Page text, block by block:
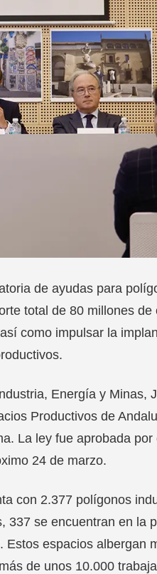
de ayudas para
total de 80 millones de
como impulsar la
Energía y Minas,
Productivos de
La ley fue aprobada por
24 de marzo.
con 2.377 polígonos
337 se encuentran en la
espacios albergan
de unos 10.000